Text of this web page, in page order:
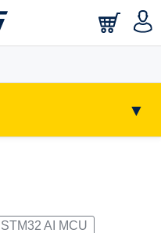
▼
STM32 AI MCU